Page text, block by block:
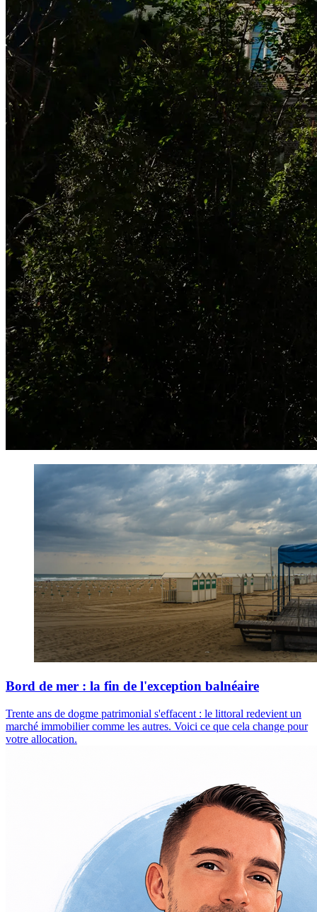
Bord de mer : la fin de l'exception balnéaire
Trente ans de dogme patrimonial s'effacent : le littoral redevient un
marché immobilier comme les autres. Voici ce que cela change pour
votre allocation.